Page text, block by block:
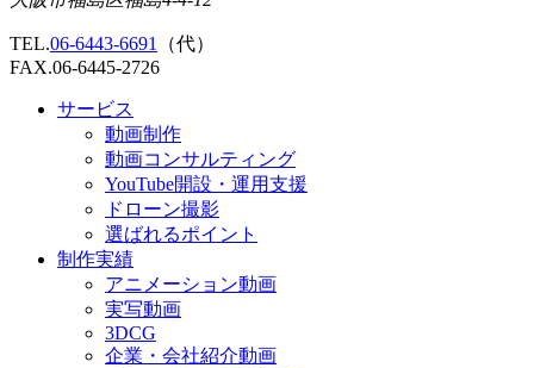
TEL.06-6443-6691
（代）
FAX.06-6445-2726
サービス
動画制作
動画コンサルティング
YouTube開設・運用支援
ドローン撮影
選ばれるポイント
制作実績
アニメーション動画
実写動画
3DCG
企業・会社紹介動画